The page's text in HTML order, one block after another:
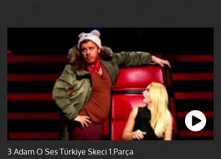
3 Adam O Ses Türkiye Skeci 1.Parça